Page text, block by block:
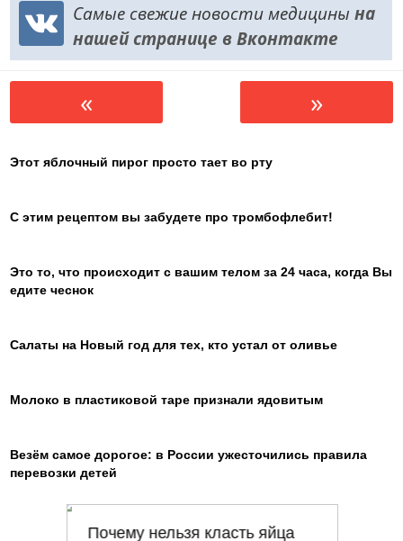
Самые свежие новости медицинына
нашей странице в Вконтакте
« »
Этот яблочный пирог просто тает во рту
С этим рецептом вы забудете про тромбофлебит!
Это то, что происходит с вашим телом за 24 часа, когда Вы
едите чеснок
Салаты на Новый год для тех, кто устал от оливье
Молоко в пластиковой таре признали ядовитым
Везём самое дорогое: в России ужесточились правила
перевозки детей